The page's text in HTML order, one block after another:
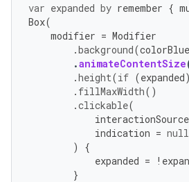
var expanded by remember {
Box(
modifier = Modifier
.background(colorBlue
.animateContentSize
.height(if (expanded)
. fillMaxWidth()
.clickable(
interactionSource
indication = null
)
{
expanded = !
}